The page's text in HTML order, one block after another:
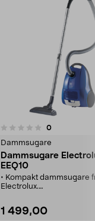
0recensioner
Dammsugare
Dammsugare
EEQ10
• Kompakt dammsugare
Electrolux.
• Ergonomiskt grepp.
1 499,00
0.0 av 5 stjärnor